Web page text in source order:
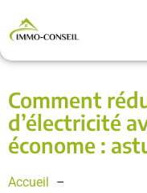
Comment
d’électricité
économe :
Accueil